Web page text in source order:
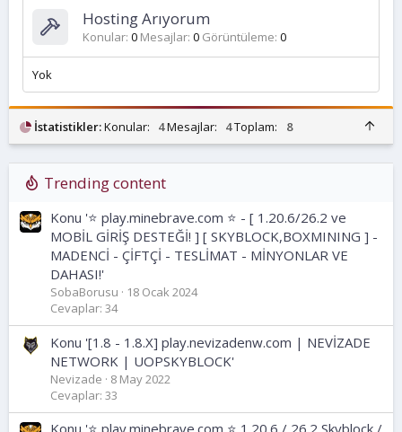
Hosting Arıyorum
Konular 0 Mesajlar 0 Görüntüleme 0
Yok
İstatistikler:Konular: 4Mesajlar: 4Toplam: 8
Trending content
Konu '⭐ play.minebrave.com ⭐ - [ 1.20.6/26.2 ve
MOBİL GİRİŞ DESTEĞİ! ] [ SKYBLOCK,BOXMINING ] -
MADENCİ - ÇİFTÇİ - TESLİMAT - MİNYONLAR VE
DAHASI!'
SobaBorusu
18 Ocak 2024
Cevaplar: 34
Konu '[1.8 - 1.8.X] play.nevizadenw.com | NEVİZADE
NETWORK | UOPSKYBLOCK'
Nevizade
8 May 2022
Cevaplar: 33
Konu '⭐ play.minebrave.com ⭐ 1.20.6 / 26.2 Skyblock /